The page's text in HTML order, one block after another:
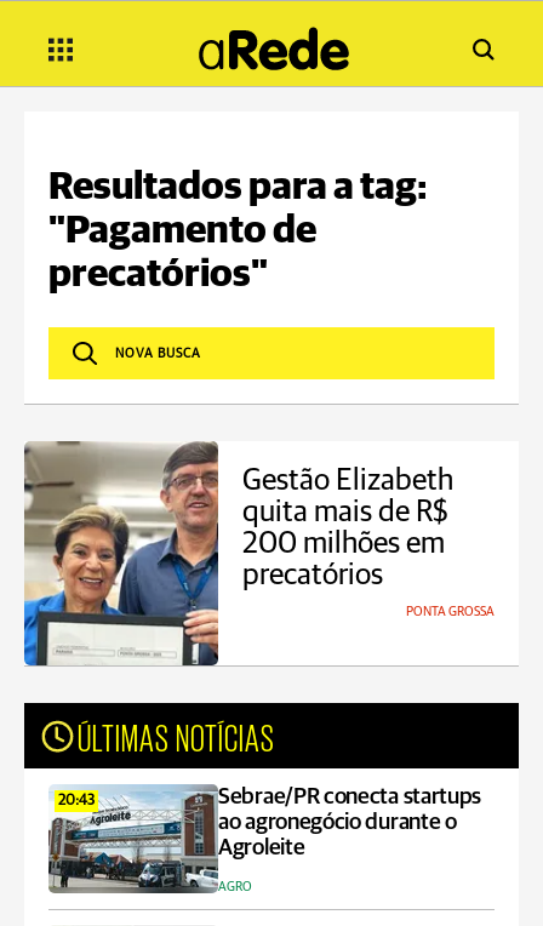
Resultados para a tag:
"Pagamento de
precatórios"
Gestão Elizabeth
quita mais de R$
200 milhões em
precatórios
PONTA GROSSA
ÚLTIMAS NOTÍCIAS
20:43
Sebrae/PR conecta startups
ao agronegócio durante o
Agroleite
AGRO